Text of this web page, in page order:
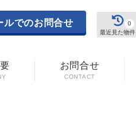
最近見た物件
0
ルでのお問合せ
お問合せ
CONTACT